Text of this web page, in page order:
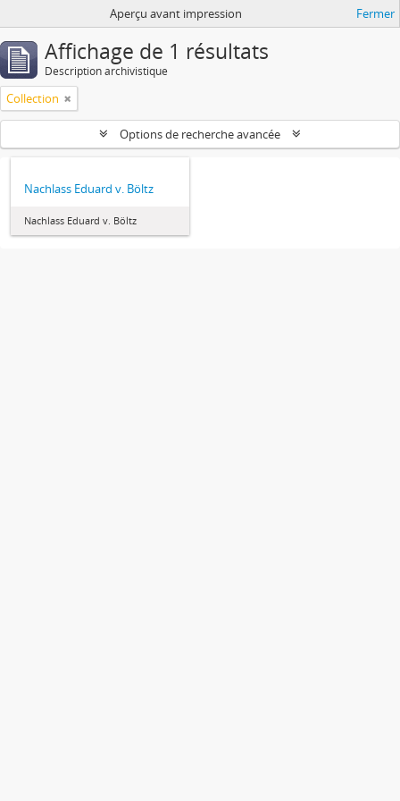
Aperçu avant impression Fermer
Affichage de 1 résultats
Description archivistique
Collection
Options de recherche avancée
Nachlass Eduard v. Böltz
Nachlass Eduard v. Böltz